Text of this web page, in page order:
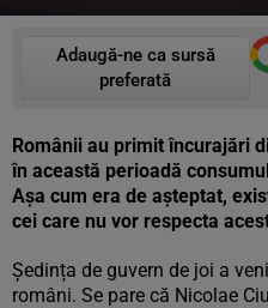
Adaugă-ne ca sursă
preferată
Românii au primit încurajări
în această perioadă
Așa cum era de așteptat,
cei care nu vor respecta
Ședința de guvern de joi a
români. Se pare că Nicolae